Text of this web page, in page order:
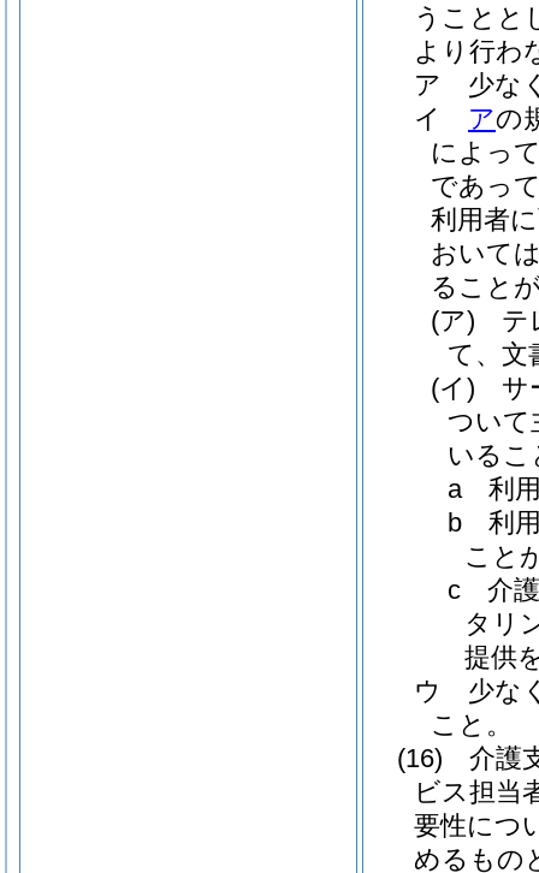
うことと
より行わ
ア
少な
イ
アの
によっ
であっ
利用者
おいて
ること
(ア)
テ
て、文
(イ)
サ
ついて
いるこ
a
利
b
利
こと
c
介
タリ
提供
ウ
少な
こと。
(16)
介護
ビス担当
要性につ
めるもの